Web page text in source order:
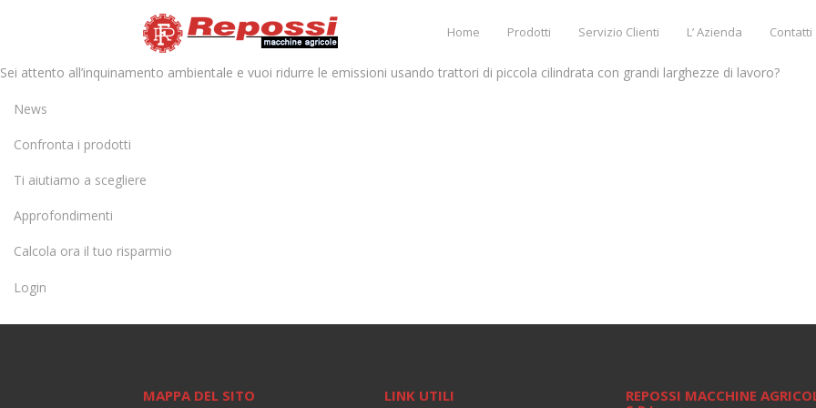
Home Prodotti Servizio Clienti L’ Azienda Contatti
Sei attento all’inquinamento ambientale e vuoi ridurre le emissioni usando trattori di piccola cilindrata con grandi larghezze di lavoro?
News
Confronta i prodotti
Ti aiutiamo a scegliere
Approfondimenti
Calcola ora il tuo risparmio
Login
MAPPA DEL SITO LINK UTILI
REPOSSI MACCHINE